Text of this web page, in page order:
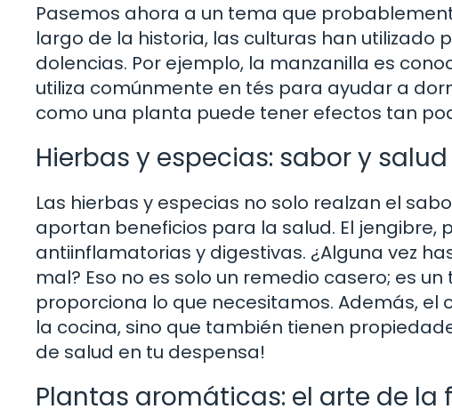
Pasemos ahora a un tema que
largo de la historia, las culturas han
dolencias. Por ejemplo, la manzanilla es
utiliza comúnmente en tés para ayudar a
como una planta puede tener efectos tan
Hierbas y especias: sabor y
Las hierbas y especias no solo realzan el
aportan beneficios para la salud. El
antiinflamatorias y digestivas. ¿Alguna vez
mal? Eso no es solo un remedio casero; es
proporciona lo que necesitamos. Además, el
la cocina, sino que también tienen
de salud en tu despensa!
Plantas aromáticas: el arte de la